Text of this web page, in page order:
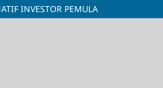
INVESTOR PEMULA